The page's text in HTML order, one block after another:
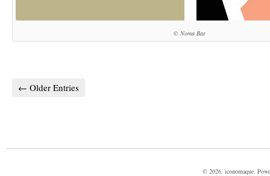
© Noma Bar
← Older Entries
© 2026. iconomaque.